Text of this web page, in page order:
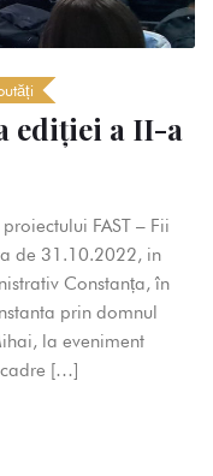
ediției a II-a
FAST – Fii
de 31.10.2022, in
Constanța, în
prin domnul
la eveniment
cadre […]